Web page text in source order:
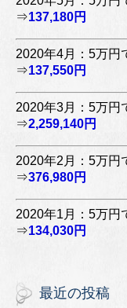
⇒137,180円
2020年4月：5万円
⇒137,550円
2020年3月：5万円
⇒2,259,140円
2020年2月：5万円
⇒376,980円
2020年1月：5万円
⇒134,030円
最近の投稿